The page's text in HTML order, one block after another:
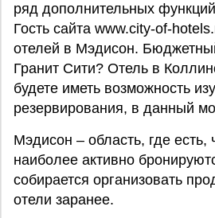
ряд дополнительных
Гость сайта www.city-of-
отелей в Мэдисон.
Гранит Сити? Oтель в
будете иметь возможность
резервирования, в данный
Мэдисон – область, где
наиболее активно
собирается организовать
отели заранее.